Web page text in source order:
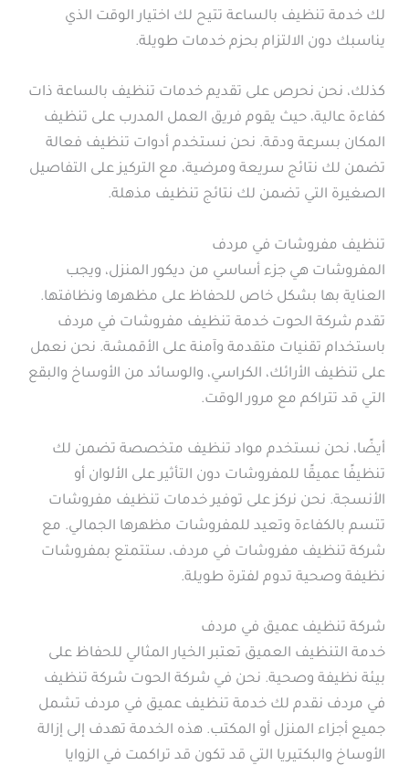
لك خدمة تنظيف بالساعة تتيح لك اختيار الوقت الذي
يناسبك دون الالتزام بحزم خدمات طويلة.
كذلك، نحن نحرص على تقديم خدمات تنظيف بالساعة ذات
كفاءة عالية، حيث يقوم فريق العمل المدرب على تنظيف
المكان بسرعة ودقة. نحن نستخدم أدوات تنظيف فعالة
تضمن لك نتائج سريعة ومرضية، مع التركيز على التفاصيل
الصغيرة التي تضمن لك نتائج تنظيف مذهلة.
تنظيف مفروشات في مردف
المفروشات هي جزء أساسي من ديكور المنزل، ويجب
العناية بها بشكل خاص للحفاظ على مظهرها ونظافتها.
تقدم شركة الحوت خدمة تنظيف مفروشات في مردف
باستخدام تقنيات متقدمة وآمنة على الأقمشة. نحن نعمل
على تنظيف الأرائك، الكراسي، والوسائد من الأوساخ والبقع
التي قد تتراكم مع مرور الوقت.
أيضًا، نحن نستخدم مواد تنظيف متخصصة تضمن لك
تنظيفًا عميقًا للمفروشات دون التأثير على الألوان أو
الأنسجة. نحن نركز على توفير خدمات تنظيف مفروشات
تتسم بالكفاءة وتعيد للمفروشات مظهرها الجمالي. مع
شركة تنظيف مفروشات في مردف، ستتمتع بمفروشات
نظيفة وصحية تدوم لفترة طويلة.
شركة تنظيف عميق في مردف
خدمة التنظيف العميق تعتبر الخيار المثالي للحفاظ على
بيئة نظيفة وصحية. نحن في شركة الحوت شركة تنظيف
في مردف نقدم لك خدمة تنظيف عميق في مردف تشمل
جميع أجزاء المنزل أو المكتب. هذه الخدمة تهدف إلى إزالة
الأوساخ والبكتيريا التي قد تكون قد تراكمت في الزوايا